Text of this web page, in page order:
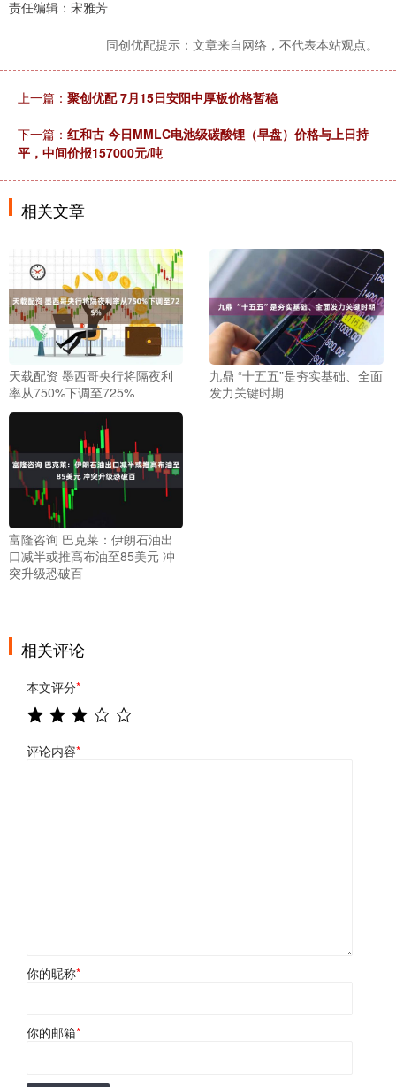
责任编辑：宋雅芳
同创优配提示：文章来自网络，不代表本站观点。
上一篇： 聚创优配 7月15日安阳中厚板价格暂稳
下一篇： 红和古 今日MMLC电池级碳酸锂（早盘）价格与上日持
平，中间价报157000元/吨
相关文章
天载配资 墨西哥央行将隔夜利
率从750%下调至725%
九鼎 “十五五”是夯实基础、全面
发力关键时期
富隆咨询 巴克莱：伊朗石油出
口减半或推高布油至85美元 冲
突升级恐破百
相关评论
本文评分*
评论内容*
你的昵称*
你的邮箱*